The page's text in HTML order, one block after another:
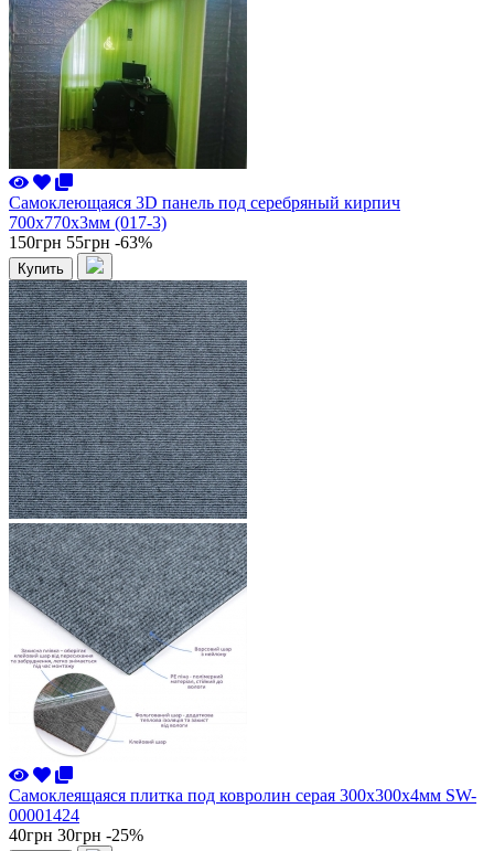
Самоклеющаяся 3D панель под серебряный кирпич
700x770x3мм (017-3)
150грн 55грн -63%
Купить
Самоклеящаяся плитка под ковролин серая 300х300х4мм SW-
00001424
40грн 30грн -25%